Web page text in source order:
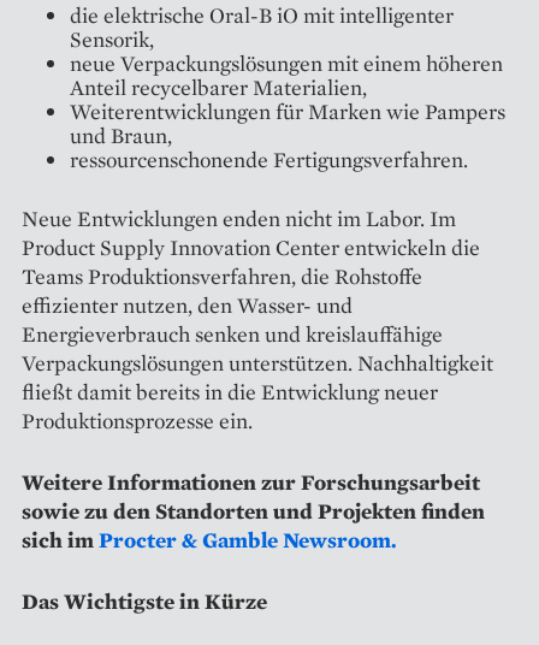
die elektrische Oral-B iO mit intelligenter
Sensorik,
neue Verpackungslösungen mit einem höheren
Anteil recycelbarer Materialien,
Weiterentwicklungen für Marken wie Pampers
und Braun,
ressourcenschonende Fertigungsverfahren.
Neue Entwicklungen enden nicht im Labor. Im
Product Supply Innovation Center entwickeln die
Teams Produktionsverfahren, die Rohstoffe
effizienter nutzen, den Wasser- und
Energieverbrauch senken und kreislauffähige
Verpackungslösungen unterstützen. Nachhaltigkeit
fließt damit bereits in die Entwicklung neuer
Produktionsprozesse ein.
Weitere Informationen zur Forschungsarbeit
sowie zu den Standorten und Projekten finden
sich imProcter & Gamble Newsroom.
Das Wichtigste in Kürze